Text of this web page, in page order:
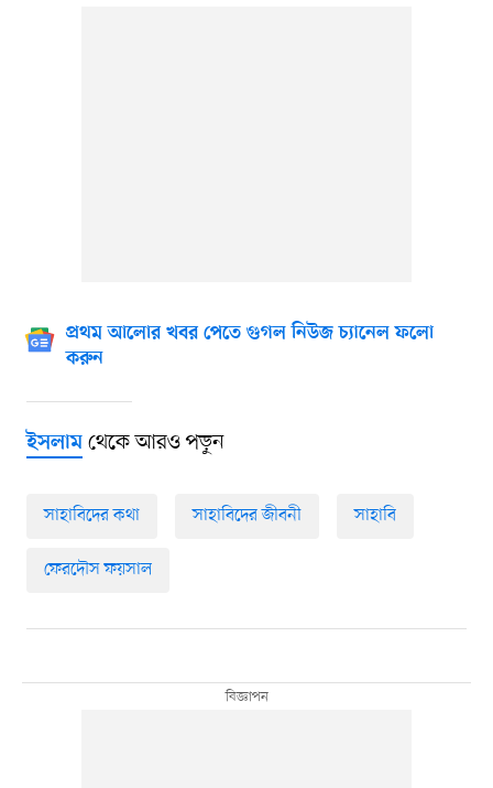
প্রথম আলোর খবর পেতে গুগল নিউজ চ্যানেল ফলো
করুন
ইসলামথেকে আরও পড়ুন
সাহাবিদের কথা সাহাবিদের জীবনী সাহাবি
ফেরদৌস ফয়সাল